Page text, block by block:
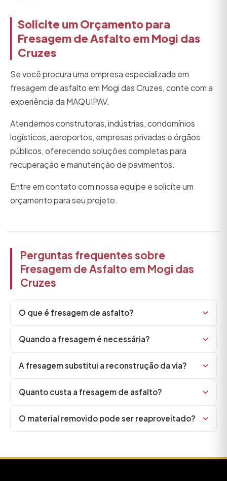
Solicite um Orçamento para
Fresagem de Asfalto em Mogi das
Cruzes
Se você procura uma empresa especializada em
fresagem de asfalto em Mogi das Cruzes, conte com a
experiência da MAQUIPAV.
Atendemos construtoras, indústrias, condomínios
logísticos, aeroportos, empresas privadas e órgãos
públicos, oferecendo soluções completas para
recuperação e manutenção de pavimentos.
Entre em contato com nossa equipe e solicite um
orçamento para seu projeto.
Perguntas frequentes sobre
Fresagem de Asfalto em Mogi das
Cruzes
O que é fresagem de asfalto?
Quando a fresagem é necessária?
A fresagem substitui a reconstrução da via?
Quanto custa a fresagem de asfalto?
O material removido pode ser reaproveitado?